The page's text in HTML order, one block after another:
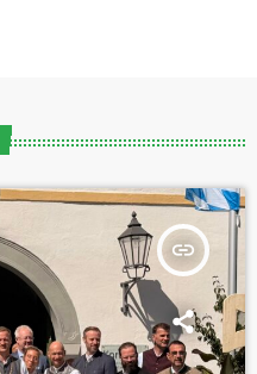
insert_link